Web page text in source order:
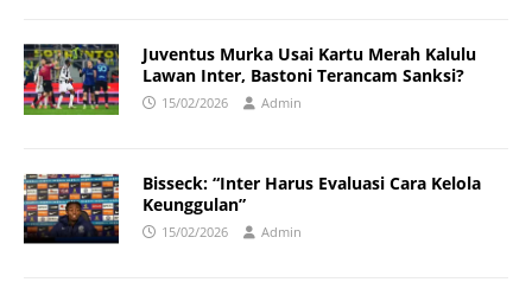
Juventus Murka Usai Kartu Merah Kalulu
Lawan Inter, Bastoni Terancam Sanksi?
15/02/2026 Admin
Bisseck: “Inter Harus Evaluasi Cara Kelola
Keunggulan”
15/02/2026 Admin